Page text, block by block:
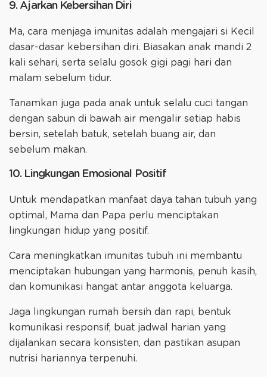
9. Ajarkan Kebersihan Diri
Ma, cara menjaga imunitas adalah mengajari si Kecil
dasar-dasar kebersihan diri. Biasakan anak mandi 2
kali sehari, serta selalu gosok gigi pagi hari dan
malam sebelum tidur.
Tanamkan juga pada anak untuk selalu cuci tangan
dengan sabun di bawah air mengalir setiap habis
bersin, setelah batuk, setelah buang air, dan
sebelum makan.
10. Lingkungan Emosional Positif
Untuk mendapatkan manfaat daya tahan tubuh yang
optimal, Mama dan Papa perlu menciptakan
lingkungan hidup yang positif.
Cara meningkatkan imunitas tubuh ini membantu
menciptakan hubungan yang harmonis, penuh kasih,
dan komunikasi hangat antar anggota keluarga.
Jaga lingkungan rumah bersih dan rapi, bentuk
komunikasi responsif, buat jadwal harian yang
dijalankan secara konsisten, dan pastikan asupan
nutrisi hariannya terpenuhi.